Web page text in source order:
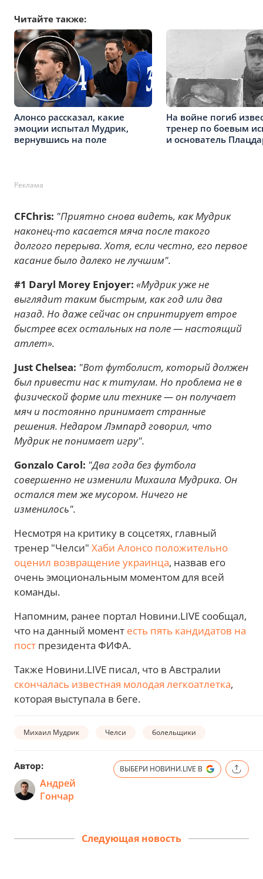
Читайте также:
Алонсо рассказал, какие
эмоции испытал Мудрик,
вернувшись на поле
На войне погиб
тренер по боевым
и основатель
Реклама
CFChris: "Приятно снова видеть, как Мудрик
наконец-то касается мяча после такого
долгого перерыва. Хотя, если честно, его первое
касание было далеко не лучшим".
#1 Daryl Morey Enjoyer: «Мудрик уже не
выглядит таким быстрым, как год или два
назад. Но даже сейчас он спринтирует втрое
быстрее всех остальных на поле — настоящий
атлет».
Just Chelsea: "Вот футболист, который должен
был привести нас к титулам. Но проблема не в
физической форме или технике — он получает
мяч и постоянно принимает странные
решения. Недаром Лэмпард говорил, что
Мудрик не понимает игру".
Gonzalo Carol: "Два года без футбола
совершенно не изменили Михаила Мудрика. Он
остался тем же мусором. Ничего не
изменилось".
Несмотря на критику в соцсетях, главный
тренер "Челси" Хаби Алонсо положительно
оценил возвращение украинца, назвав его
очень эмоциональным моментом для всей
команды.
Напомним, ранее портал Новини.LIVE сообщал,
что на данный момент есть пять кандидатов на
пост президента ФИФА.
Также Новини.LIVE писал, что в Австралии
скончалась известная молодая легкоатлетка,
которая выступала в беге.
Михаил Мудрик Челси болельщики
Автор:
Андрей
Гончар
ВЫБЕРИ НОВИНИ.LIVE В
Следующая новость